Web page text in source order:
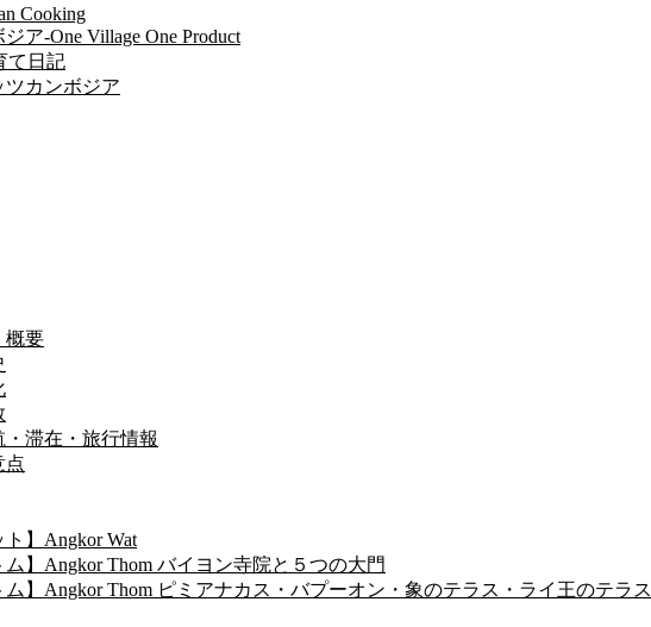
Cooking
ア-One Village One Product
て日記
カンボジア
要
滞在・旅行情報
点
ト】Angkor Wat
ム】Angkor Thom バイヨン寺院と５つの大門
ム】Angkor Thom ピミアナカス・バプーオン・象のテラス・ライ王のテラス